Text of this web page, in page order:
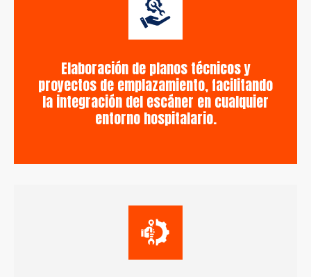
Elaboración de planos técnicos y
proyectos de emplazamiento, facilitando
la integración del escáner en cualquier
entorno hospitalario.